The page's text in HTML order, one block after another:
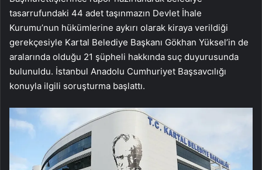
tasarrufundaki 44 adet taşınmazın Devlet İhale
Kurumu’nun hükümlerine aykırı olarak kiraya verildiği
gerekçesiyle Kartal Belediye Başkanı Gökhan Yüksel’in de
aralarında olduğu 21 şüpheli hakkında suç duyurusunda
bulunuldu. İstanbul Anadolu Cumhuriyet Başsavcılığı
konuyla ilgili soruşturma başlattı.